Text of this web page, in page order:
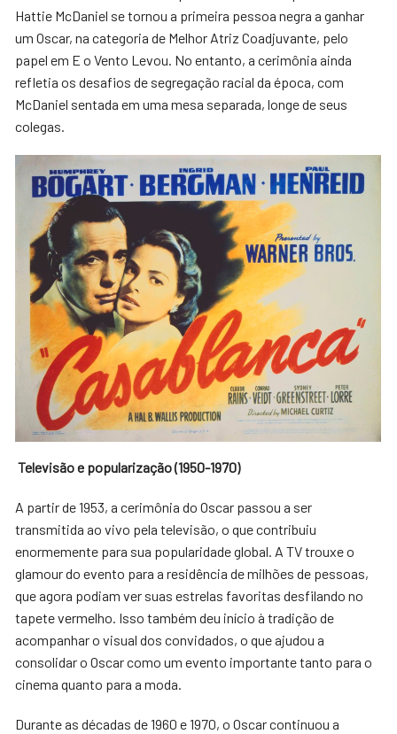
Hattie McDaniel se tornou a primeira pessoa negra a ganhar
um Oscar, na categoria de Melhor Atriz Coadjuvante, pelo
papel em E o Vento Levou. No entanto, a cerimônia ainda
refletia os desafios de segregação racial da época, com
McDaniel sentada em uma mesa separada, longe de seus
colegas.
Televisão e popularização (1950-1970)
A partir de 1953, a cerimônia do Oscar passou a ser
transmitida ao vivo pela televisão, o que contribuiu
enormemente para sua popularidade global. A TV trouxe o
glamour do evento para a residência de milhões de pessoas,
que agora podiam ver suas estrelas favoritas desfilando no
tapete vermelho. Isso também deu início à tradição de
acompanhar o visual dos convidados, o que ajudou a
consolidar o Oscar como um evento importante tanto para o
cinema quanto para a moda.
Durante as décadas de 1960 e 1970, o Oscar continuou a